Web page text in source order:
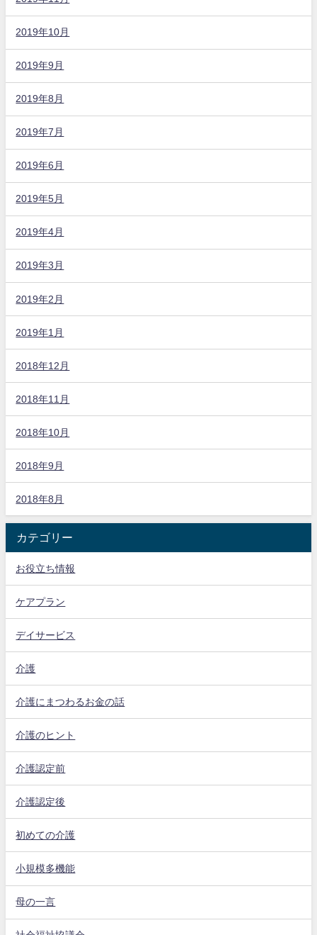
2019年10月
2019年9月
2019年8月
2019年7月
2019年6月
2019年5月
2019年4月
2019年3月
2019年2月
2019年1月
2018年12月
2018年11月
2018年10月
2018年9月
2018年8月
カテゴリー
お役立ち情報
ケアプラン
デイサービス
介護
介護にまつわるお金の話
介護のヒント
介護認定前
介護認定後
初めての介護
小規模多機能
母の一言